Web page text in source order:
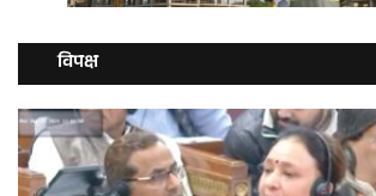
विपक्ष